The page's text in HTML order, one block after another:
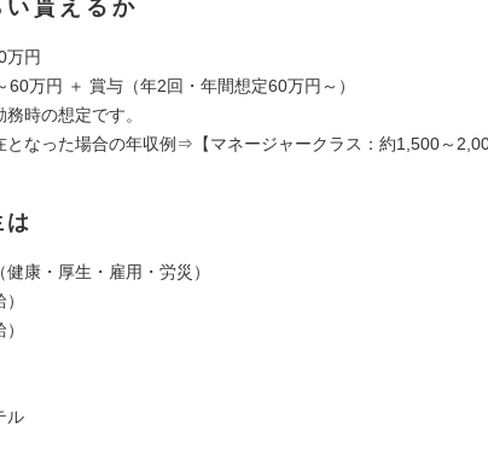
貰えるか
万円
60万円 ＋ 賞与（年2回・年間想定60万円～）
時の想定です。
なった場合の年収例⇒【マネージャークラス：約1,500～
康・厚⽣・雇用・労災）
ル